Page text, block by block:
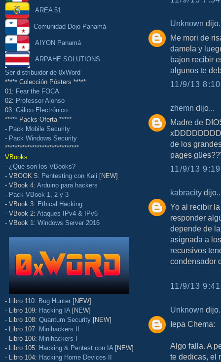
AREA 51
Comunidad Dojo Panamá
AIYON Panamá
ARPAHE SOLUTIONS
Ser distribuidor de 0xWord
***** Colección Pósters *****
01: Fear the FOCA
02: Professor Alonso
03: Cálico Electrónico
***** Packs Oferta *****
- Pack Mobile Security
- Pack Windows Security
******************************
VBooks
- ¿Qué son los VBooks?
- VBOOK 5: Pentesting con Kali [NEW]
- VBook 4: Arduino para hackers
- Pack VBook 1, 2 y 3
- VBook 3: Ethical Hacking
- VBook 2: Ataques IPv4 & IPv6
- VBook 1: Windows Server 2016
- Libro 110: Bug Hunter [NEW]
- Libro 109: Hacking IA [NEW]
- Libro 108: Quantum Security [NEW]
- Libro 107: Minihackers II
- Libro 106: Minihackers I
- Libro 105: Hacking & Pentest con IA [NEW]
- Libro 104: Hacking Home Devices II
Unknown
Me mori de
damela y
bajon recibir
algunos te
11/9/13
zhemn dijo...
Madre de
de los
pages
11/9/13
kabracity
Yo al recibir
responder
depende de
asignada a
recursivos
condensador
11/9/13
Unknown
Iepa Chema:
Algo falla. A
te dedicas, el